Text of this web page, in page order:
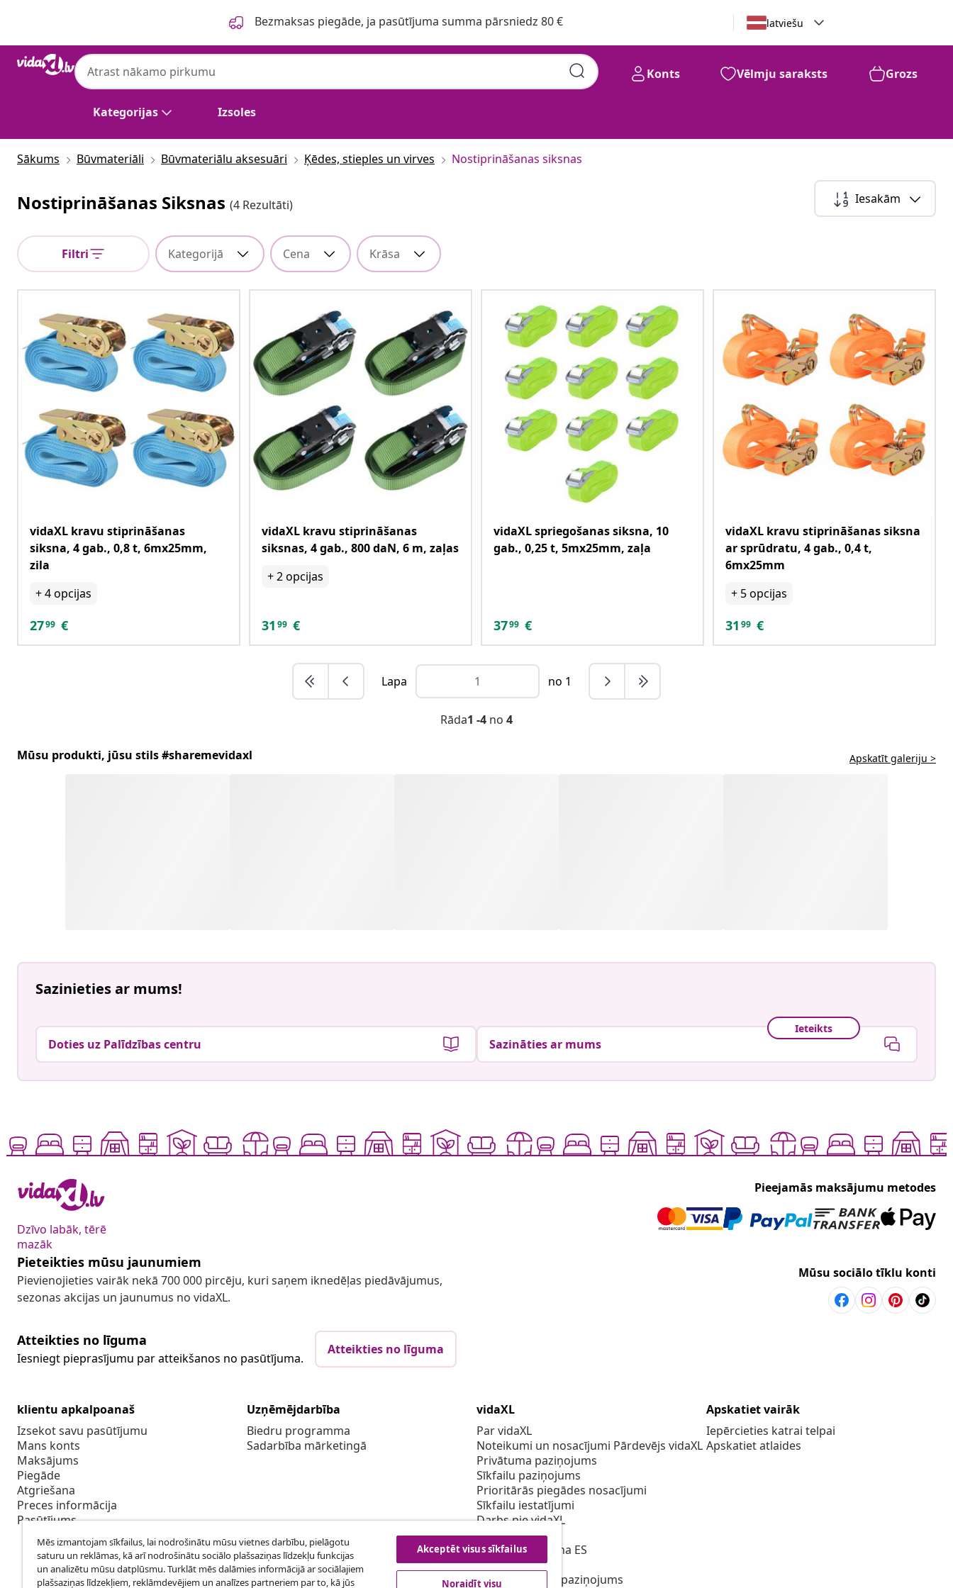
Bezmaksas piegāde, ja pasūtījuma summa pārsniedz 80 € latviešu
Kategorijas Izsoles
Konts Vēlmju saraksts Grozs
Sākums Būvmateriāli Būvmateriālu aksesuāri Ķēdes, stieples un virves Nostiprināšanas siksnas
Nostiprināšanas Siksnas (4 Rezultāti) Iesakām
Filtri Kategorijā Cena Krāsa
vidaXL kravu stiprināšanas
siksna, 4 gab., 0,8 t, 6mx25mm,
zila
+4opcijas
2799 €
vidaXL kravu stiprināšanas
siksnas, 4 gab., 800 daN, 6 m, zaļas
+2opcijas
31 99 €
vidaXL spriegošanas siksna, 10
gab., 0,25 t, 5mx25mm, zaļa
3799 €
vidaXL kravu stiprināšanas siksna
ar sprūdratu, 4 gab., 0,4 t,
6mx25mm
+ 5opcijas
31 99 €
Lapa no 1
Rāda1 -4 no 4
Mūsu produkti, jūsu stils #sharemevidaxl Apskatīt galeriju >
Sazinieties ar mums!
Doties uz Palīdzības centru
Ieteikts
Sazināties ar mums
Dzīvo labāk, tērē
mazāk
Pieejamās maksājumu metodes
Pieteikties mūsu jaunumiem
Pievienojieties vairāk nekā 700 000 pircēju, kuri saņem iknedēļas piedāvājumus,
sezonas akcijas un jaunumus no vidaXL.
Mūsu sociālo tīklu konti
Atteikties no līguma
Iesniegt pieprasījumu par atteikšanos no pasūtījuma.
Atteikties no līguma
klientu apkalpoanaš
Izsekot savu pasūtījumu
Mans konts
Maksājums
Piegāde
Atgriešana
Preces informācija
Pasūtījums
Uzņēmējdarbība
Biedru programma
Sadarbība mārketingā
vidaXL
Par vidaXL
Noteikumi un nosacījumi Pārdevējs vidaXL
Privātuma paziņojums
Sīkfailu paziņojums
Prioritārās piegādes nosacījumi
Sīkfailu iestatījumi
Darbs pie vidaXL
Drošības
Atbildīgā persona ES
EPR politiku
Piekļūstamības paziņojums
Apskatiet vairāk
Iepērcieties katrai telpai
Apskatiet atlaides
Mēs izmantojam sīkfailus, lai nodrošinātu mūsu vietnes darbību, pielāgotu
saturu un reklāmas, kā arī nodrošinātu sociālo plašsaziņas līdzekļu funkcijas
un analizētu mūsu datplūsmu. Turklāt mēs dalāmies informācijā ar sociālajiem
plašsaziņas līdzekļiem, reklāmdevējiem un analīzes partneriem par to, kā jūs
Akceptēt visus sīkfailus
Noraidīt visu